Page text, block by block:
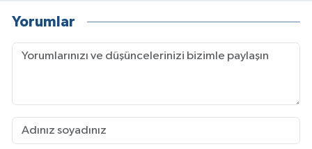
Yorumlar